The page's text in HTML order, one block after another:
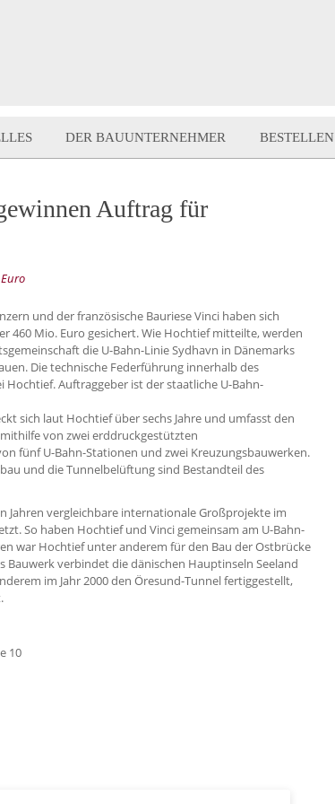
DER BAUUNTERNEHMER BESTELLEN
Auftrag für
und der französische Bauriese Vinci haben sich
460 Mio. Euro gesichert. Wie Hochtief mitteilte, werden
die U-Bahn-Linie Sydhavn in Dänemarks
Die technische Federführung innerhalb des
Auftraggeber ist der staatliche U-Bahn-
sich laut Hochtief über sechs Jahre und umfasst den
von zwei erddruckgestützten
fünf U-Bahn-Statio­nen und zwei Kreuzungsbauwerken.
und die Tunnelbelüftung sind Bestandteil des
Jahren vergleichbare internationale Großprojekte im
So haben Hochtief und Vinci gemeinsam am U-Bahn-
war Hochtief unter anderem für den Bau der Ostbrücke
verbindet die dänischen Haupt­inseln Seeland
im Jahr 2000 den Öresund-Tunnel fertiggestellt,
10